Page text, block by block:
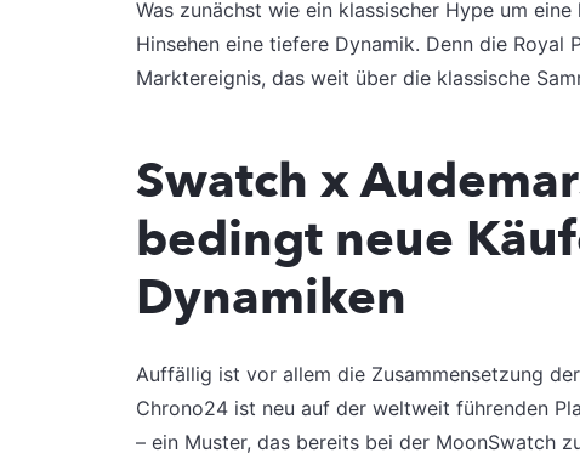
Was zunächst wie ein klassischer Hype um
Hinsehen eine tiefere Dynamik. Denn die
Marktereignis, das weit über die klassische
Swatch x
bedingt neue
Dynamiken
Auffällig ist vor allem die Zusammensetzung
Chrono24 ist neu auf der weltweit führenden
– ein Muster, das bereits bei der MoonSwatch